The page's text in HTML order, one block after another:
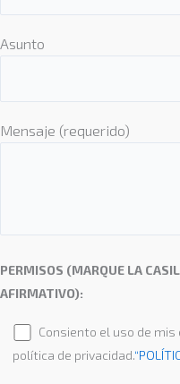
Asunto
Mensaje (requerido)
PERMISOS (MARQUE LA
AFIRMATIVO):
Consiento el uso de
política de privacidad.